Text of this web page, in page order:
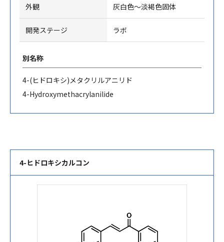
外観 灰白色～淡褐色固体
開発ステージ ラボ
別名称
4-(ヒドロキシ) メタクリルアニリド
4-Hydroxymethacrylanilide
4-ヒドロキシカルコン